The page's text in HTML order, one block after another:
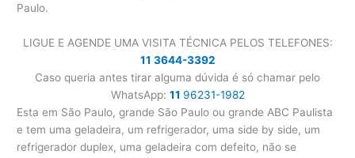
Paulo.
LIGUE E AGENDE UMA VISITA TÉCNICA PELOS TELEFONES:
11 3644-3392
Caso queria antes tirar alguma dúvida é só chamar pelo
WhatsApp: 11 96231-1982
Esta em São Paulo, grande São Paulo ou grande ABC Paulista
e tem uma geladeira, um refrigerador, uma side by side, um
refrigerador duplex, uma geladeira com defeito, não se